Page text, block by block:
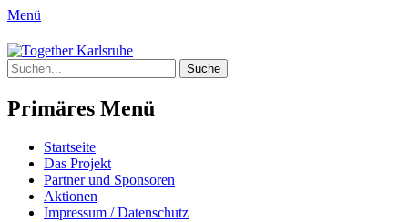
Menü
Together Karlsruhe
Integration von jungen Menschen mit
Fluchterfahrung und
Migrationshintergrund
Suche
nach:
Primäres Menü
Springe
zum
Inhalt
Startseite
Das Projekt
Partner und Sponsoren
Aktionen
Impressum / Datenschutz